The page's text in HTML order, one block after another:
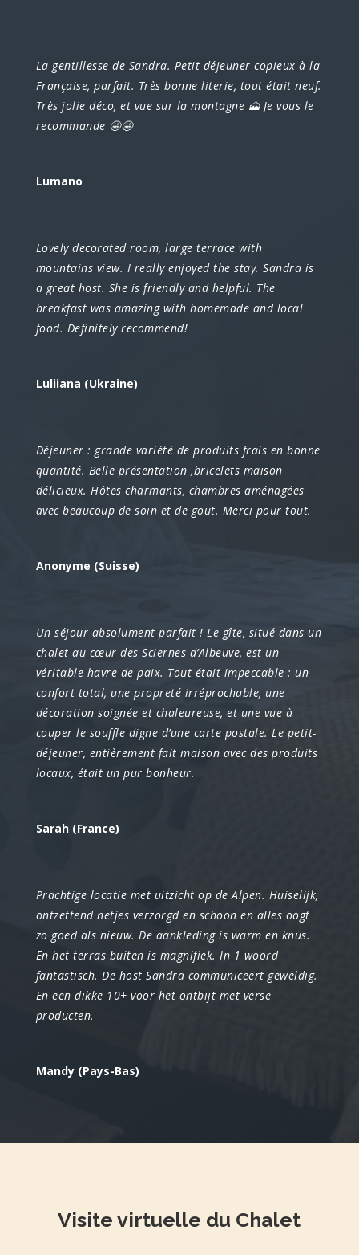
La gentillesse de Sandra. Petit déjeuner copieux à la
Française, parfait. Très bonne literie, tout était neuf.
Très jolie déco, et vue sur la montagne 🗻 Je vous le
recommande 🤩🤩
Lumano
Lovely decorated room, large terrace with
mountains view. I really enjoyed the stay. Sandra is
a great host. She is friendly and helpful. The
breakfast was amazing with homemade and local
food. Definitely recommend!
Luliiana (Ukraine)
Déjeuner : grande variété de produits frais en bonne
quantité. Belle présentation ,bricelets maison
délicieux. Hôtes charmants, chambres aménagées
avec beaucoup de soin et de gout. Merci pour tout.
Anonyme (Suisse)
Un séjour absolument parfait ! Le gîte, situé dans un
chalet au cœur des Sciernes d’Albeuve, est un
véritable havre de paix. Tout était impeccable : un
confort total, une propreté irréprochable, une
décoration soignée et chaleureuse, et une vue à
couper le souffle digne d’une carte postale. Le petit-
déjeuner, entièrement fait maison avec des produits
locaux, était un pur bonheur.
Sarah (France)
Prachtige locatie met uitzicht op de Alpen. Huiselijk,
ontzettend netjes verzorgd en schoon en alles oogt
zo goed als nieuw. De aankleding is warm en knus.
En het terras buiten is magnifiek. In 1 woord
fantastisch. De host Sandra communiceert geweldig.
En een dikke 10+ voor het ontbijt met verse
producten.
Mandy (Pays-Bas)
Visite virtuelle du Chalet